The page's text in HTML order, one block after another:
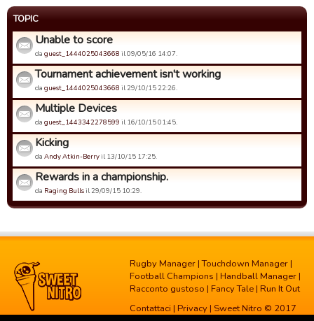
TOPIC
Unable to score
da guest_1444025043668 il 09/05/16 14:07.
Tournament achievement isn't working
da guest_1444025043668 il 29/10/15 22:26.
Multiple Devices
da guest_1443342278599 il 16/10/15 01:45.
Kicking
da Andy Atkin-Berryil 13/10/15 17:25.
Rewards in a championship.
da Raging Bullsil 29/09/15 10:29.
Rugby Manager |Touchdown Manager |
Football Champions | Handball Manager |
Racconto gustoso | Fancy Tale | Run It Out
Contattaci | Privacy | Sweet Nitro © 2017